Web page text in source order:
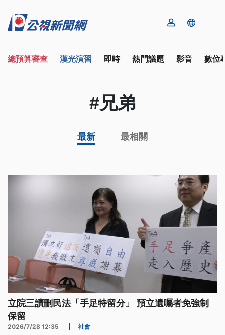
總預算審查 漢光演習 即時 熱門議題 影音 數位
#兄弟
最新 最相關
立院三讀刪民法「手足特留分」 預立遺囑者免強制
保留
2026/7/28 12:35 社會